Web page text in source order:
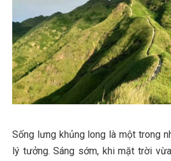
Sống lưng khủng long là một trong
lý tưởng. Sáng sớm, khi mặt trời